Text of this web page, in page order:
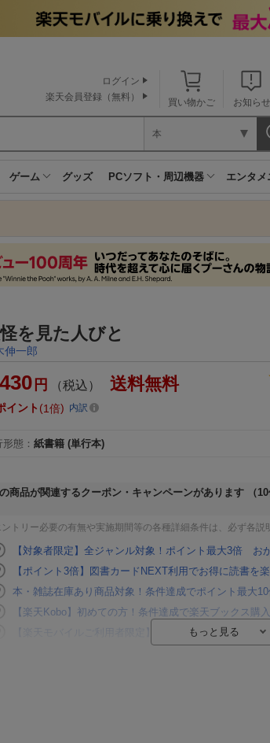
買い物かご お知らせ
ログイン
楽天会員登録（無料）
本
ゲーム グッズ PCソフト・周辺機器 エンタメ
を見た人びと
伸一郎
円 （税込） 送料無料
イント 1倍 内訳
形態 ： 紙書籍 (単行本)
商品が関連するクーポン・キャンペーンがあります
（
トリー必要の有無や実施期間等の各種詳細条件は、必ず各説
【対象者限定】全ジャンル対象！ポイント最大3倍 お
【ポイント3倍】図書カードNEXT利用でお得に読書を
本・雑誌在庫あり商品対象！条件達成でポイント最大
【楽天Kobo】初めての方！条件達成で楽天ブックス購
【楽天モバイルご利用者限定】条件達成で100万ポイン